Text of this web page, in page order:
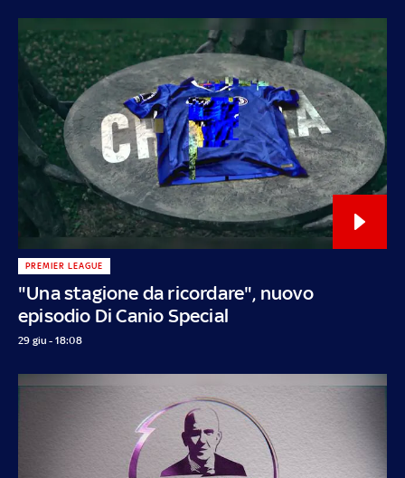
"Una stagione da ricordare", nuovo
episodio Di Canio Special
PREMIER LEAGUE
29 giu - 18:08